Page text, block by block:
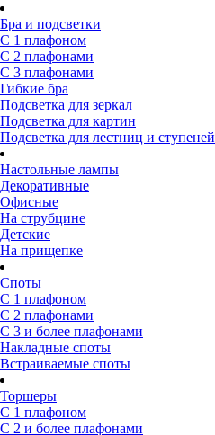
Бра и подсветки
С 1 плафоном
С 2 плафонами
С 3 плафонами
Гибкие бра
Подсветка для зеркал
Подсветка для картин
Подсветка для лестниц и ступеней
Настольные лампы
Декоративные
Офисные
На струбцине
Детские
На прищепке
Споты
С 1 плафоном
С 2 плафонами
С 3 и более плафонами
Накладные споты
Встраиваемые споты
Торшеры
С 1 плафоном
С 2 и более плафонами